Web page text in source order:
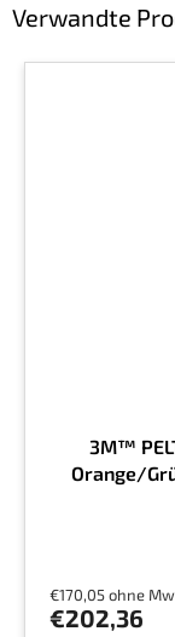
Verwandte
3M™
Orange/
€170,05 ohne
€202,36